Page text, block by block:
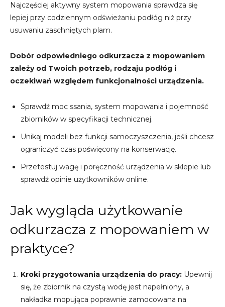
Najczęściej aktywny system mopowania sprawdza się
lepiej przy codziennym odświeżaniu podłóg niż przy
usuwaniu zaschniętych plam.
Dobór odpowiedniego odkurzacza z mopowaniem
zależy od Twoich potrzeb, rodzaju podłóg i
oczekiwań względem funkcjonalności urządzenia.
Sprawdź moc ssania, system mopowania i pojemność
zbiorników w specyfikacji technicznej.
Unikaj modeli bez funkcji samoczyszczenia, jeśli chcesz
ograniczyć czas poświęcony na konserwację.
Przetestuj wagę i poręczność urządzenia w sklepie lub
sprawdź opinie użytkowników online.
Jak wygląda użytkowanie
odkurzacza z mopowaniem w
praktyce?
Kroki przygotowania urządzenia do pracy: Upewnij
się, że zbiornik na czystą wodę jest napełniony, a
nakładka mopująca poprawnie zamocowana na